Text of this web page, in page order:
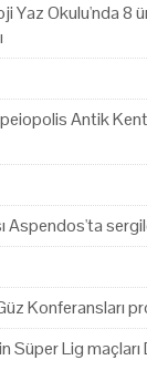
Yaz Okulu'nda 8
Antik
Aspendos'ta
Konferansları
Lig maçları